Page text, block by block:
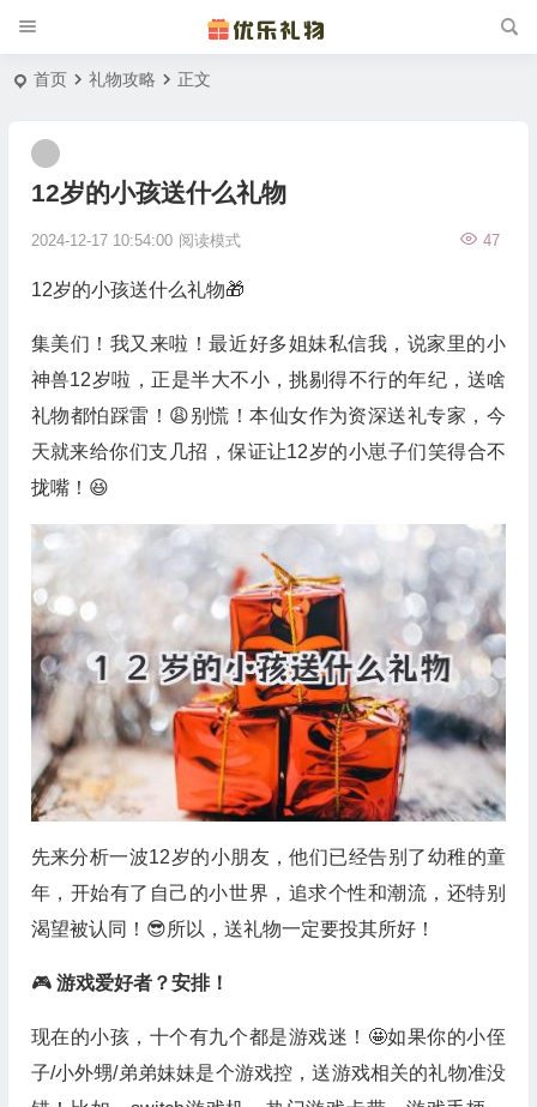
首页 礼物攻略 正文
12岁的小孩送什么礼物
2024-12-17 10:54:00 47
阅读模式
12岁的小孩送什么礼物🎁
集美们！我又来啦！最近好多姐妹私信我，说家里的小
神兽12岁啦，正是半大不小，挑剔得不行的年纪，送啥
礼物都怕踩雷！😩别慌！本仙女作为资深送礼专家，今
天就来给你们支几招，保证让12岁的小崽子们笑得合不
拢嘴！😆
先来分析一波12岁的小朋友，他们已经告别了幼稚的童
年，开始有了自己的小世界，追求个性和潮流，还特别
渴望被认同！😎所以，送礼物一定要投其所好！
🎮 游戏爱好者？安排！
现在的小孩，十个有九个都是游戏迷！🤩如果你的小侄
子/小外甥/弟弟妹妹是个游戏控，送游戏相关的礼物准没